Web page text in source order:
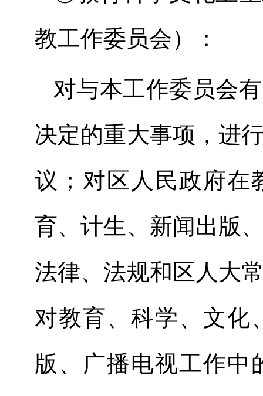
教工作委员会）：
对与本工作委员会
决定的重大事项，进
议；对区人民政府在
育、计生、新闻出版
法律、法规和区人大
对教育、科学、文化
版、广播电视工作中